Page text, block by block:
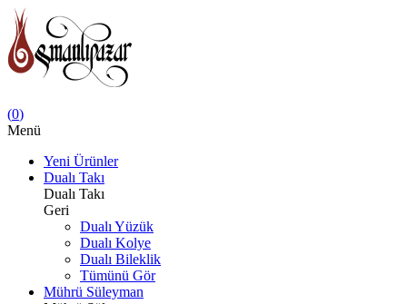
(0)
Menü
Yeni Ürünler
Dualı Takı
Dualı Takı
Geri
Dualı Yüzük
Dualı Kolye
Dualı Bileklik
Tümünü Gör
Mührü Süleyman